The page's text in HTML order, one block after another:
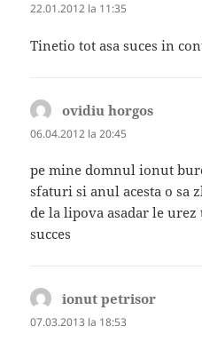
22.01.2012 la 11:35
Tinetio tot asa suces in
ovidiu horgos
06.04.2012 la 20:45
pe mine domnul ionut
sfaturi si anul acesta o sa
de la lipova asadar le
succes
ionut petrisor
07.03.2013 la 18:53